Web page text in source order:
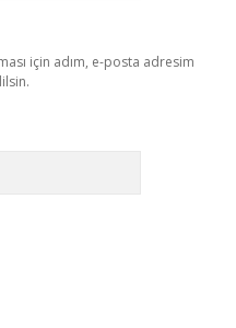
için adım, e-posta adresim